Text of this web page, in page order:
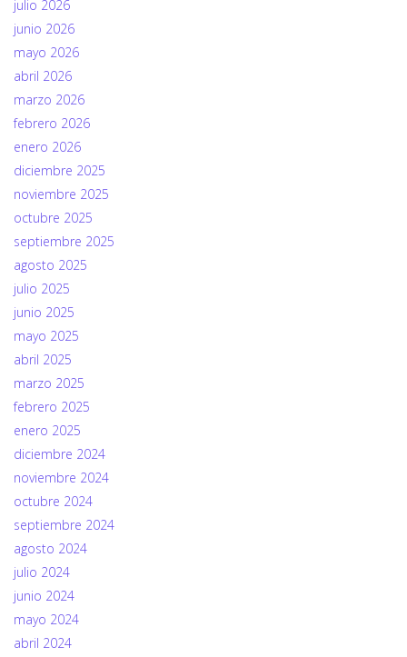
julio 2026
junio 2026
mayo 2026
abril 2026
marzo 2026
febrero 2026
enero 2026
diciembre 2025
noviembre 2025
octubre 2025
septiembre 2025
agosto 2025
julio 2025
junio 2025
mayo 2025
abril 2025
marzo 2025
febrero 2025
enero 2025
diciembre 2024
noviembre 2024
octubre 2024
septiembre 2024
agosto 2024
julio 2024
junio 2024
mayo 2024
abril 2024